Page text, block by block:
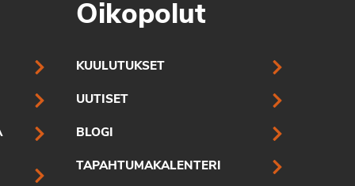
Oikopolut
KUULUTUKSET
UUTISET
BLOGI
TAPAHTUMAKALENTERI